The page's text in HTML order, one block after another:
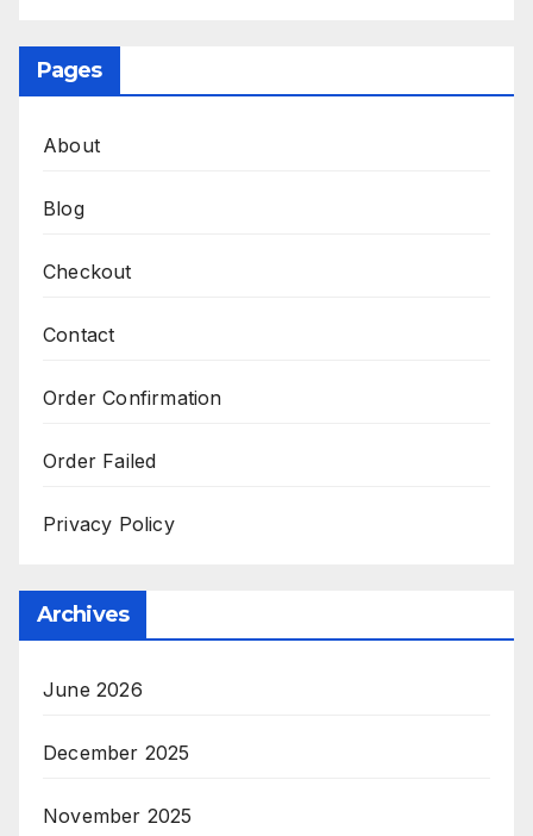
Pages
About
Blog
Checkout
Contact
Order Confirmation
Order Failed
Privacy Policy
Archives
June 2026
December 2025
November 2025